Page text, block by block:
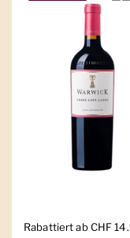
Regulärer Preis
Rabattiert ab CHF